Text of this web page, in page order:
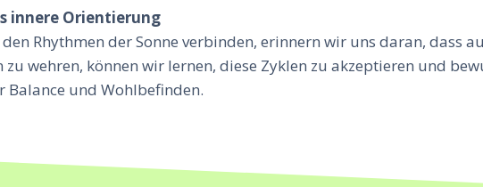
innere Orientierung
Rhythmen der Sonne verbinden, erinnern wir uns daran, dass
zu wehren, können wir lernen, diese Zyklen zu akzeptieren und
Balance und Wohlbefinden.